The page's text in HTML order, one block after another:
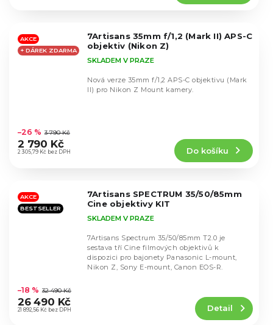
hvězdiček.
AKCE
+ DÁREK ZDARMA
7Artisans 35mm f/1,2 (Mark II) APS-C
objektiv (Nikon Z)
hodnocení
produktu
je
hvězdiček.
SKLADEM V PRAZE
2 305,79 Kč bez DPH
–26 % 3 790 Kč
2 790 Kč
Do košíku
Nová verze 35mm f/1,2 APS-C objektivu (Mark
II) pro Nikon Z Mount kamery.
AKCE
BESTSELLER
7Artisans SPECTRUM 35/50/85mm
Cine objektivy KIT
hodnocení
produktu
je
SKLADEM V PRAZE
21 892,56 Kč bez DPH
–18 % 32 490 Kč
26 490 Kč Detail
7Artisans Spectrum 35/50/85mm T2.0 je
sestava tří Cine filmových objektivů k
dispozici pro bajonety Panasonic L-mount,
Nikon Z, Sony E-mount, Canon EOS-R.